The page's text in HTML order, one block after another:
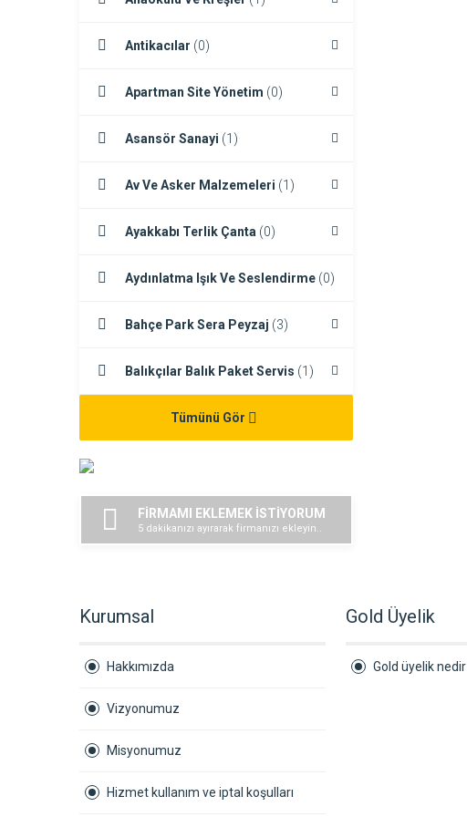
Antikacılar (0)
Apartman Site Yönetim (0)
Asansör Sanayi (1)
Av Ve Asker Malzemeleri (1)
Ayakkabı Terlik Çanta (0)
Aydınlatma Işık Ve Seslendirme (0)
Bahçe Park Sera Peyzaj (3)
Balıkçılar Balık Paket Servis (1)
Tümünü Gör
FİRMAMI EKLEMEK İSTİYORUM
5 dakikanızı ayırarak firmanızı ekleyin..
Kurumsal
Hakkımızda
Vizyonumuz
Misyonumuz
Hizmet kullanım ve iptal koşulları
Gold Üyelik
Gold üyelik nedir